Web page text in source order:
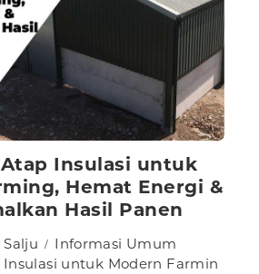
Insulasi untuk
Hemat Energi &
Hasil Panen
Informasi Umum
untuk Modern Farmin